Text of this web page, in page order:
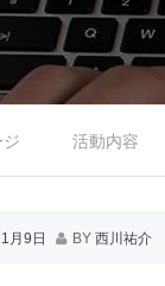
ジ
活動内容
月9日 BY 西川祐介